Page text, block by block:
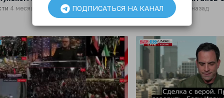
4 месяца назад
мужчину, которому
Новости4 месяца назад
ПОДПИСАТЬСЯ НА КАНАЛ